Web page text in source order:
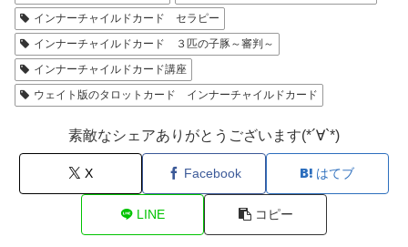
インナーチャイルドカード セラピー
インナーチャイルドカード ３匹の子豚～審判～
インナーチャイルドカード講座
ウェイト版のタロットカード インナーチャイルドカード
素敵なシェアありがとうございます(*´∀`*)
X Facebook はてブ
LINE コピー